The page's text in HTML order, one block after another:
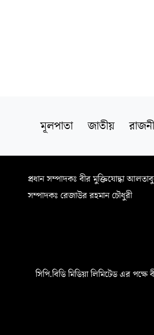
মূলপাতা জাতীয়
প্রধান সম্পাদকঃ বীর মুক্তিযোদ্ধা
সম্পাদকঃ রেজাউর রহমান চৌধুরী
সিপি.বিডি মিডিয়া লিমিটেড এর